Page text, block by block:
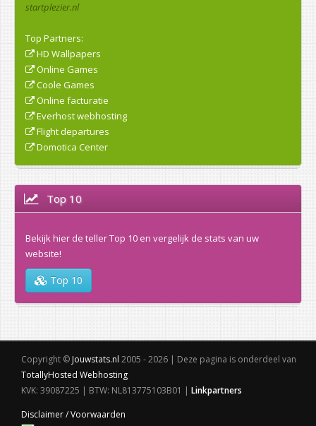
startplezier.nl
Top Partners:
HD Wallpapers
Online Games
Coole Games
Online facturatie
Everhost webhosting
Flight departures
Domotica Center
Top 10
Bekijk hier de teller Top 10 en vergelijk de stats van uw
website!
Top 10
Copyright © Jouwstats.nl 2005 - 2026 | Deze pagina is onderdeel van
TotallyHosted Webhosting
KVK: 39087225 | BTW: NL813775103B01 | Linkpartners
Disclaimer / Voorwaarden